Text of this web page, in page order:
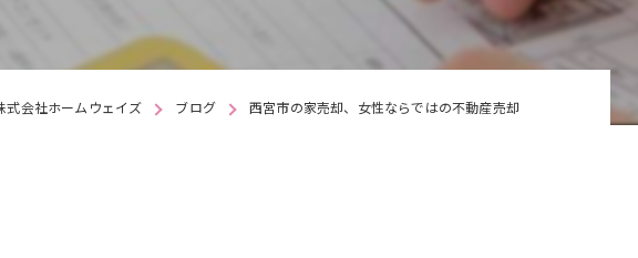
式会社ホームウェイズ ブログ 西宮市の家売却、女性ならではの不動産売却